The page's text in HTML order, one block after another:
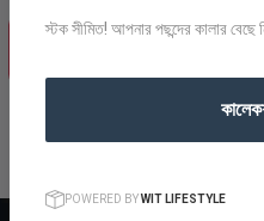
১০০% নিরাপদ
স্টক সীমিত! আপনার পছন্দের কালার বেছে
POWERED BYWIT LIFESTYLE